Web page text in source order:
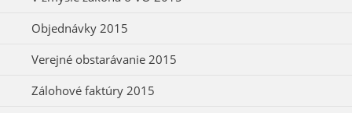
Objednávky 2015
Verejné obstarávanie 2015
Zálohové faktúry 2015